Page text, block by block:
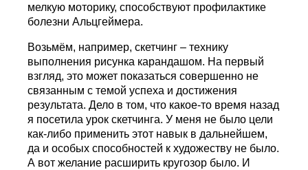
мелкую моторику, способствуют профилактике
болезни Альцгеймера.
Возьмём, например, скетчинг – технику
выполнения рисунка карандашом. На первый
взгляд, это может показаться совершенно не
связанным с темой успеха и достижения
результата. Дело в том, что какое-то время назад
я посетила урок скетчинга. У меня не было цели
как-либо применить этот навык в дальнейшем,
да и особых способностей к художеству не было.
А вот желание расширить кругозор было. И